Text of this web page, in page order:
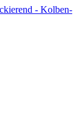
- Kolben-